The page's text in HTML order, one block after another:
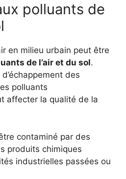
polluants de
en milieu urbain peut être
de l’air et du sol.
des
polluants
affecter la qualité de la
contaminé par des
produits chimiques
industrielles passées ou